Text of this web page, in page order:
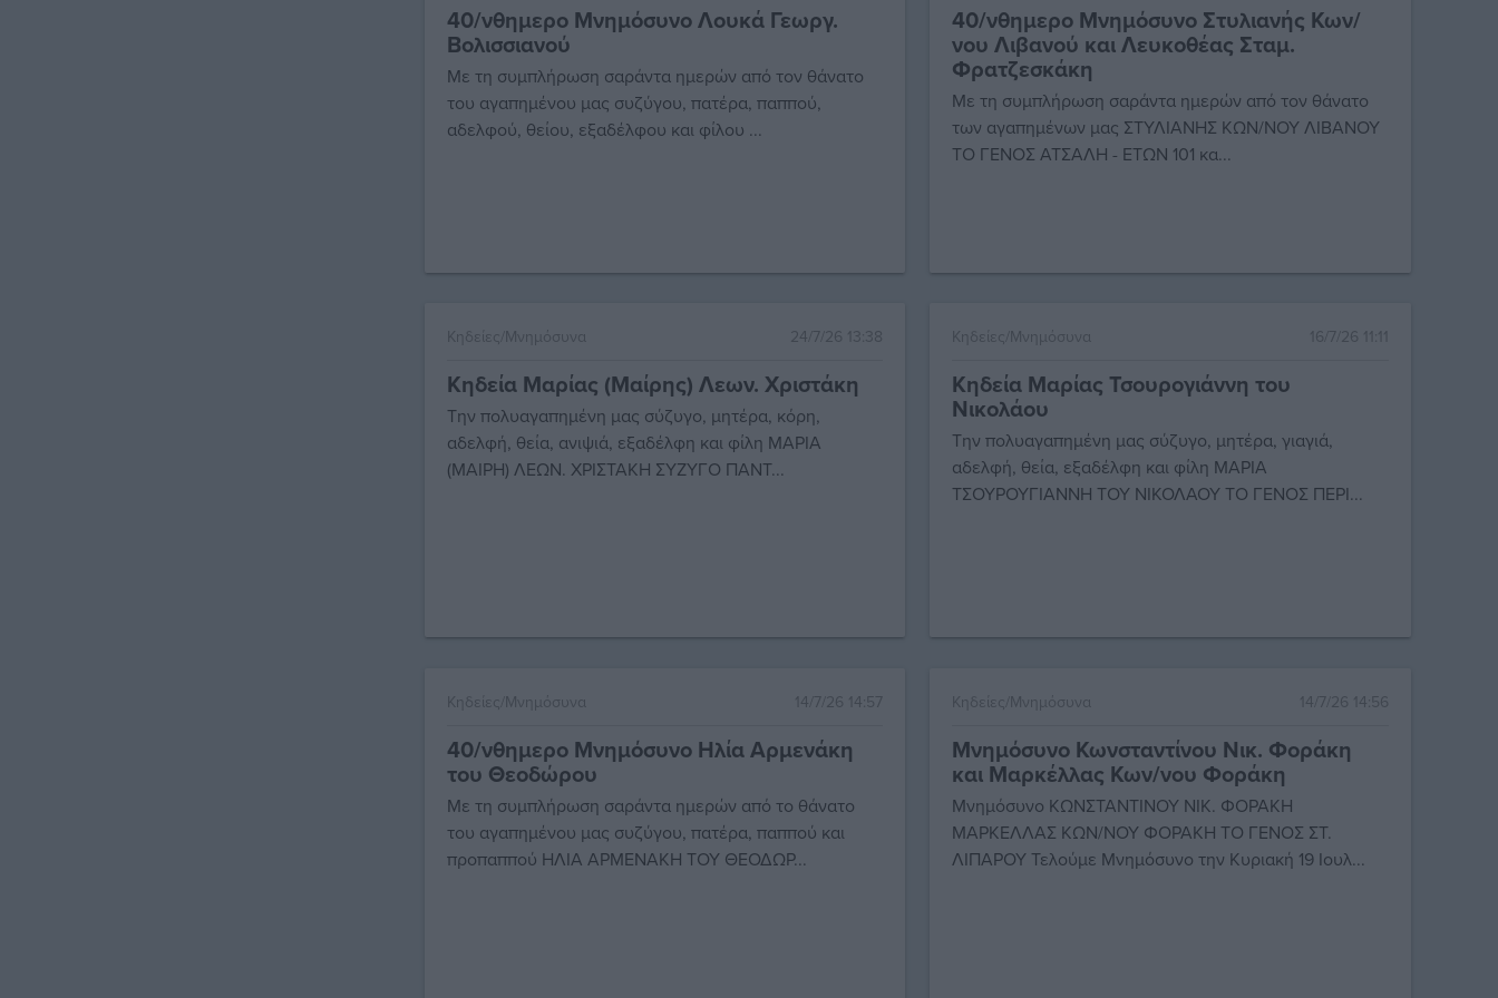
40/νθημερο Μνημόσυνο Λουκά Γεωργ.
Βολισσιανού
Με τη συμπλήρωση σαράντα ημερών από τον θάνατο
του αγαπημένου μας συζύγου, πατέρα, παππού,
αδελφού, θείου, εξαδέλφου και φίλου ...
40/νθημερο Μνημόσυνο Στυλιανής Κων/
νου Λιβανού και Λευκοθέας Σταμ.
Φρατζεσκάκη
Με τη συμπλήρωση σαράντα ημερών από τον θάνατο
των αγαπημένων μας ΣΤΥΛΙΑΝΗΣ ΚΩΝ/ΝΟΥ ΛΙΒΑΝΟΥ
ΤΟ ΓΕΝΟΣ ΑΤΣΑΛΗ - ΕΤΩΝ 101 κα...
Κηδείες/Μνημόσυνα 24/7/26 13:38
Κηδεία Μαρίας (Μαίρης) Λεων. Χριστάκη
Την πολυαγαπημένη μας σύζυγο, μητέρα, κόρη,
αδελφή, θεία, ανιψιά, εξαδέλφη και φίλη ΜΑΡΙΑ
(ΜΑΙΡΗ) ΛΕΩΝ. ΧΡΙΣΤΑΚΗ ΣΥΖΥΓΟ ΠΑΝΤ...
Κηδείες/Μνημόσυνα 16/7/26 11:11
Κηδεία Μαρίας Τσουρογιάννη του
Νικολάου
Την πολυαγαπημένη μας σύζυγο, μητέρα, γιαγιά,
αδελφή, θεία, εξαδέλφη και φίλη ΜΑΡΙΑ
ΤΣΟΥΡΟΥΓΙΑΝΝΗ ΤΟΥ ΝΙΚΟΛΑΟΥ ΤΟ ΓΕΝΟΣ ΠΕΡΙ...
Κηδείες/Μνημόσυνα 14/7/26 14:57
40/νθημερο Μνημόσυνο Ηλία Αρμενάκη
του Θεοδώρου
Με τη συμπλήρωση σαράντα ημερών από το θάνατο
του αγαπημένου μας συζύγου, πατέρα, παππού και
προπαππού ΗΛΙΑ ΑΡΜΕΝΑΚΗ ΤΟΥ ΘΕΟΔΩΡ...
Κηδείες/Μνημόσυνα 14/7/26 14:56
Μνημόσυνο Κωνσταντίνου Νικ. Φοράκη
και Μαρκέλλας Κων/νου Φοράκη
Μνημόσυνο ΚΩΝΣΤΑΝΤΙΝΟΥ ΝΙΚ. ΦΟΡΑΚΗ
ΜΑΡΚΕΛΛΑΣ ΚΩΝ/ΝΟΥ ΦΟΡΑΚΗ ΤΟ ΓΕΝΟΣ ΣΤ.
ΛΙΠΑΡΟΥ Τελούμε Μνημόσυνο την Κυριακή 19 Ιουλ...